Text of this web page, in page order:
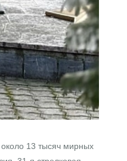
около 13 тысяч мирных